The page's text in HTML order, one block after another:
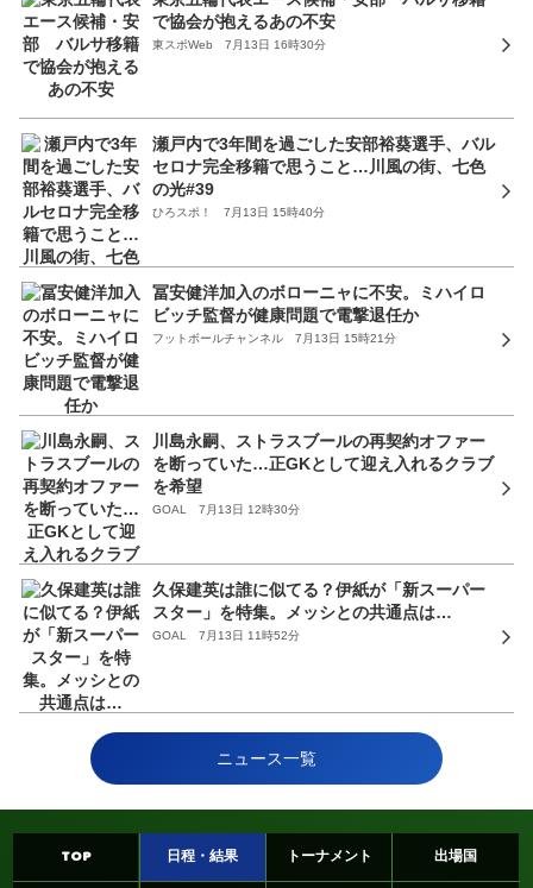
で協会が抱えるあの不安
東スポWeb 7月13日 16時30分
瀬戸内で3年間を過ごした安部裕葵選手、バル
セロナ完全移籍で思うこと…川風の街、七色
の光#39
ひろスポ！ 7月13日 15時40分
冨安健洋加入のボローニャに不安。ミハイロ
ビッチ監督が健康問題で電撃退任か
フットボールチャンネル 7月13日 15時21分
川島永嗣、ストラスブールの再契約オファー
を断っていた…正GKとして迎え入れるクラブ
を希望
GOAL 7月13日 12時30分
久保建英は誰に似てる？伊紙が「新スーパー
スター」を特集。メッシとの共通点は…
GOAL 7月13日 11時52分
ニュース一覧
TOP 日程・結果 トーナメント 出場国